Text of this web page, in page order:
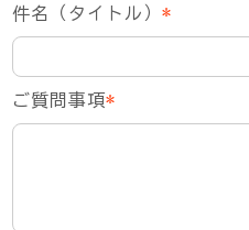
件名（タイトル）*
ご質問事項*